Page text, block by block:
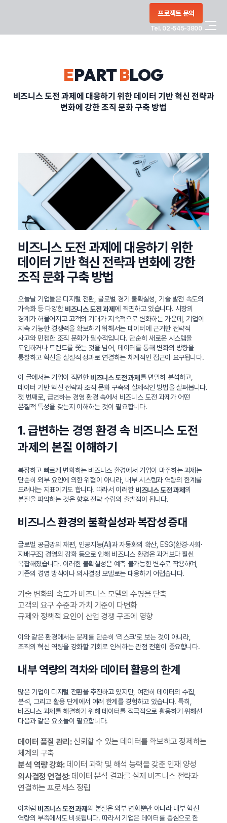
프로젝트 문의
Tel. 02-545-3800
PORTFOLIO
CONTACT
정부지원사업
EPARTBLOG
비즈니스 도전 과제에 대응하기 위한 데이터 기반 혁신 전략과
변화에 강한 조직 문화 구축 방법
비즈니스 도전 과제에 대응하기 위한
데이터 기반 혁신 전략과 변화에 강한
조직 문화 구축 방법
오늘날 기업들은 디지털 전환, 글로벌 경기 불확실성, 기술 발전 속도의
가속화 등 다양한 비즈니스 도전 과제 에 직면하고 있습니다. 시장의
경계가 허물어지고 고객의 기대가 지속적으로 변화하는 가운데, 기업이
지속 가능한 경쟁력을 확보하기 위해서는 데이터에 근거한 전략적
사고와 민첩한 조직 문화가 필수적입니다. 단순히 새로운 시스템을
도입하거나 트렌드를 쫓는 것을 넘어, 데이터를 통해 변화의 방향을
통찰하고 혁신을 실질적 성과로 연결하는 체계적인 접근이 요구됩니다.
이 글에서는 기업이 직면한 비즈니스 도전 과제 를 면밀히 분석하고,
데이터 기반 혁신 전략과 조직 문화 구축의 실제적인 방법을 살펴봅니다.
첫 번째로, 급변하는 경영 환경 속에서 비즈니스 도전 과제가 어떤
본질적 특성을 갖는지 이해하는 것이 필요합니다.
1. 급변하는 경영 환경 속 비즈니스 도전
과제의 본질 이해하기
복잡하고 빠르게 변화하는 비즈니스 환경에서 기업이 마주하는 과제는
단순히 외부 요인에 의한 위협이 아니라, 내부 시스템과 역량의 한계를
드러내는 지표이기도 합니다. 따라서 이러한 비즈니스 도전 과제의
본질을 파악하는 것은 향후 전략 수립의 출발점이 됩니다.
비즈니스 환경의 불확실성과 복잡성 증대
글로벌 공급망의 재편, 인공지능(AI)과 자동화의 확산, ESG(환경·사회·
지배구조) 경영의 강화 등으로 인해 비즈니스 환경은 과거보다 훨씬
복잡해졌습니다. 이러한 불확실성은 예측 불가능한 변수로 작용하며,
기존의 경영 방식이나 의사결정 모델로는 대응하기 어렵습니다.
기술 변화의 속도가 비즈니스 모델의 수명을 단축
고객의 요구 수준과 가치 기준이 다변화
규제와 정책적 요인이 산업 경쟁 구조에 영향
이와 같은 환경에서는 문제를 단순히 ‘리스크’로 보는 것이 아니라,
조직의 혁신 역량을 강화할 기회로 인식하는 관점 전환이 중요합니다.
내부 역량의 격차와 데이터 활용의 한계
많은 기업이 디지털 전환을 추진하고 있지만, 여전히 데이터의 수집,
분석, 그리고 활용 단계에서 여러 한계를 경험하고 있습니다. 특히,
비즈니스 과제를 해결하기 위해 데이터를 적극적으로 활용하기 위해선
다음과 같은 요소들이 필요합니다.
데이터 품질 관리:신뢰할 수 있는 데이터를 확보하고 정제하는
체계의 구축
분석 역량 강화:데이터 과학 및 해석 능력을 갖춘 인재 양성
의사결정 연결성:데이터 분석 결과를 실제 비즈니스 전략과
연결하는 프로세스 정립
이처럼 비즈니스 도전 과제의 본질은 외부 변화뿐만 아니라 내부 혁신
역량의 부족에서도 비롯됩니다. 따라서 기업은 데이터를 중심으로 한